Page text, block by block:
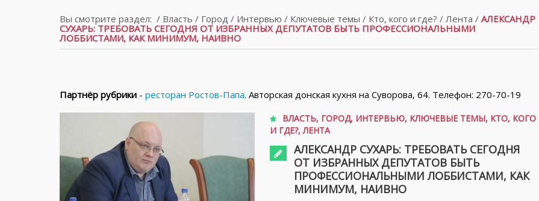
Вы смотрите раздел: / Власть / Город / Интервью / Ключевые темы / Кто, кого и где? / Лента / АЛЕКСАНДР
СУХАРЬ: ТРЕБОВАТЬ СЕГОДНЯ ОТ ИЗБРАННЫХ ДЕПУТАТОВ БЫТЬ ПРОФЕССИОНАЛЬНЫМИ
ЛОББИСТАМИ, КАК МИНИМУМ, НАИВНО
Партнёр рубрики - ресторан Ростов-Папа. Авторская донская кухня на Суворова, 64. Телефон: 270-70-19
ВЛАСТЬ, ГОРОД, ИНТЕРВЬЮ, КЛЮЧЕВЫЕ ТЕМЫ, КТО, КОГО
И ГДЕ?,ЛЕНТА
АЛЕКСАНДР СУХАРЬ: ТРЕБОВАТЬ СЕГОДНЯ
ОТ ИЗБРАННЫХ ДЕПУТАТОВ БЫТЬ
ПРОФЕССИОНАЛЬНЫМИ ЛОББИСТАМИ, КАК
МИНИМУМ, НАИВНО